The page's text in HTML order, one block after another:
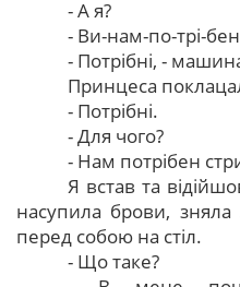
- А я?
- Ви-нам-по-трі-
- Потрібні, -
Принцеса
- Потрібні.
- Для чого?
- Нам потрібен
Я встав та
насупила брови,
перед собою на стіл.
- Що таке?